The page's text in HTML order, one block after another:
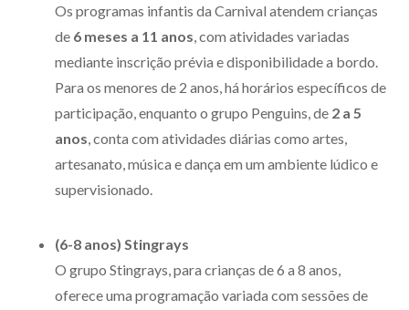
Os programas infantis da Carnival atendem crianças
de 6 meses a 11 anos , com atividades variadas
mediante inscrição prévia e disponibilidade a bordo.
Para os menores de 2 anos, há horários específicos de
participação, enquanto o grupo Penguins, de 2 a 5
anos , conta com atividades diárias como artes,
artesanato, música e dança em um ambiente lúdico e
supervisionado.
(6-8 anos) Stingrays
O grupo Stingrays, para crianças de 6 a 8 anos,
oferece uma programação variada com sessões de